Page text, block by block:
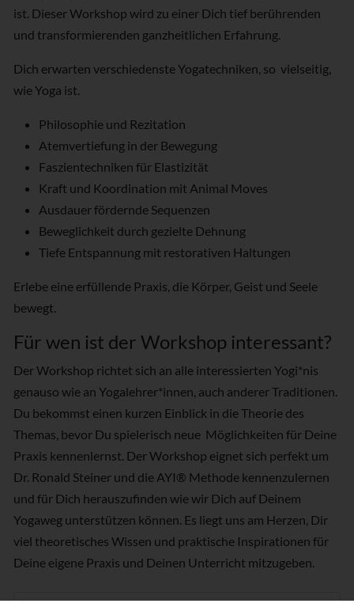
ist. Dieser Workshop wird zu einer Dich tief berührenden
und transformierenden ganzheitlichen Erfahrung.
Dich erwarten verschiedenste Yogatechniken, so vielseitig,
wie Yoga ist.
Philosophie und Rezitation
Atemvertiefung in der Bewegung
Faszientechniken für Elastizität
Kraft und Koordination mit Animal Moves
Ausdauer fördernde Sequenzen
Beweglichkeit durch gezielte Dehnung
Tiefe Entspannung mit restorativen Haltungen
Erlebe eine erfüllende Praxis, die Körper, Geist und Seele
bewegt.
Für wen ist der Workshop interessant?
Der Workshop richtet sich an alle interessierten Yogi*nis
genauso wie an Yogalehrer*innen, auch anderer Traditionen.
Du bekommst einen kurzen Einblick in die Theorie des
Themas, bevor Du spielerisch neue Möglichkeiten für Deine
Praxis kennenlernst. Der Workshop eignet sich perfekt um
Dr. Ronald Steiner und die AYI® Methode kennenzulernen
und für Dich herauszufinden wie wir Dich auf Deinem
Yogaweg unterstützen können. Es liegt uns am Herzen, Dir
viel theoretisches Wissen und praktische Inspirationen für
Deine eigene Praxis und Deinen Unterricht mitzugeben.